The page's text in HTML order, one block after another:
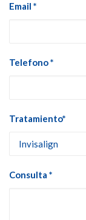
Email *
Telefono *
Tratamiento*
Consulta *